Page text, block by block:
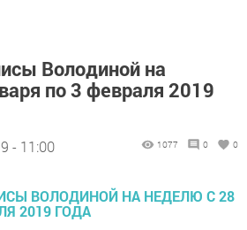
Володиной на
по 3 февраля 2019
- 11:00 1077 0 0